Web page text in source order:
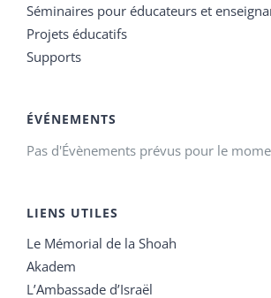
Séminaires pour éducateurs et
Projets éducatifs
Supports
ÉVÉNEMENTS
Pas d'Évènements prévus pour le
LIENS UTILES
Le Mémorial de la Shoah
Akadem
L’Ambassade d’Israël